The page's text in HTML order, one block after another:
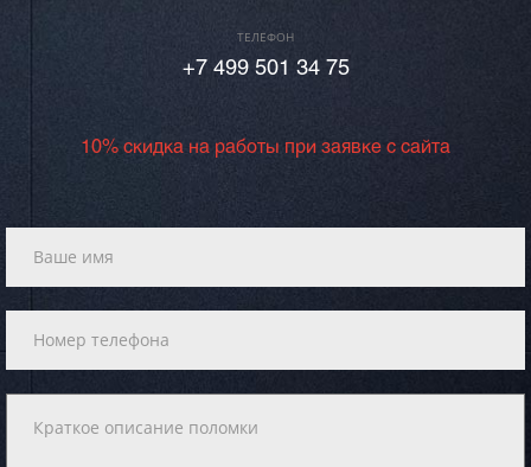
ТЕЛЕФОН
+7 499 501 34 75
10% скидка на работы при заявке с сайта